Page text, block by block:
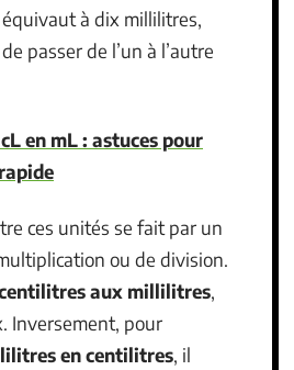
à dix millilitres,
passer de l’un à l’autre
en mL : astuces pour
ces unités se fait par un
ou de division.
aux millilitres,
Inversement, pour
en centilitres, il